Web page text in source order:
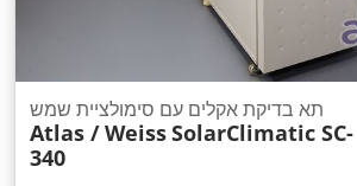
תא בדיקת אקלים עם סימולציית שמש
Atlas / WeissSolarClimatic SC-
340